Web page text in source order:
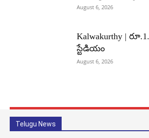
August 6, 2026
Kalwakurthy |
స్టేడియం
August 6, 2026
Telugu News